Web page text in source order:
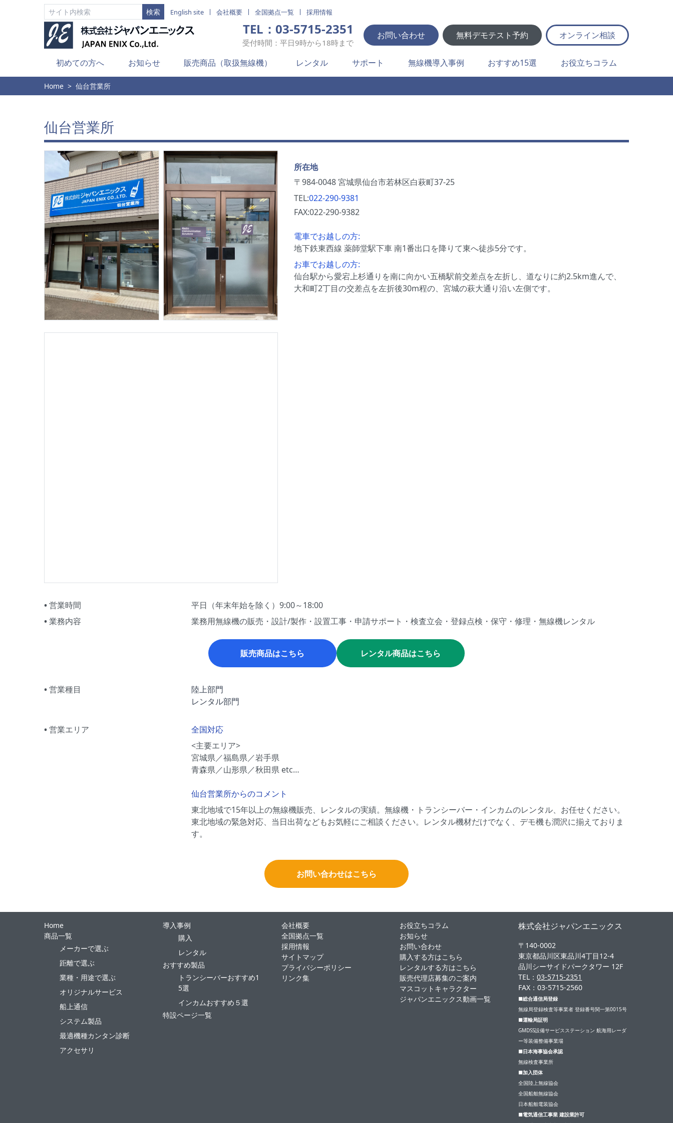
English site 会社概要 全国拠点一覧 採用情報
TEL：03-5715-2351
受付時間：平日9時から18時まで
お問い合わせ 無料デモテスト予約 オンライン相談
初めての方へ お知らせ 販売商品（取扱無線機） レンタル サポート 無線機導入事例 おすすめ15選 お役立ちコラム
Home 仙台営業所
仙台営業所
所在地
〒984-0048 宮城県仙台市若林区白萩町37-25
TEL:022-290-9381
FAX:022-290-9382
電車でお越しの方:
地下鉄東西線 薬師堂駅下車 南1番出口を降りて東へ徒歩5分です。
お車でお越しの方:
仙台駅から愛宕上杉通りを南に向かい五橋駅前交差点を左折し、道なりに約2.5km進んで、
大和町2丁目の交差点を左折後30m程の、宮城の萩大通り沿い左側です。
営業時間
平日（年末年始を除く）9:00～18:00
業務内容
業務用無線機の販売・設計/製作・設置工事・申請サポート・検査立会・登録点検・保守・修理・無線機レンタル
販売商品はこちら レンタル商品はこちら
営業種目
陸上部門
レンタル部門
営業エリア
全国対応
<主要エリア>
宮城県／福島県／岩手県
青森県／山形県／秋田県 etc…
仙台営業所からのコメント
東北地域で15年以上の無線機販売、レンタルの実績。無線機・トランシーバー・インカムのレンタル、お任せください。
東北地域の緊急対応、当日出荷などもお気軽にご相談ください。レンタル機材だけでなく、デモ機も潤沢に揃えておりま
す。
お問い合わせはこちら
Home
商品一覧
メーカーで選ぶ
距離で選ぶ
業種・用途で選ぶ
オリジナルサービス
船上通信
システム製品
最適機種カンタン診断
アクセサリ
導入事例
購入
レンタル
おすすめ製品
トランシーバーおすすめ1
5選
インカムおすすめ５選
特設ページ一覧
会社概要
全国拠点一覧
採用情報
サイトマップ
プライバシーポリシー
リンク集
お役立ちコラム
お知らせ
お問い合わせ
購入する方はこちら
レンタルする方はこちら
販売代理店募集のご案内
マスコットキャラクター
ジャパンエニックス動画一覧
株式会社ジャパンエニックス
〒140-0002
東京都品川区東品川4丁目12-4
品川シーサイドパークタワー 12F
TEL：03-5715-2351
FAX：03-5715-2560
■総合通信局登録
無線局登録検査等事業者 登録番号関一第0015号
■運輸局証明
GMDSS設備サービスステーション 航海用レーダ
ー等装備整備事業場
■日本海事協会承認
無線検査事業所
■加入団体
全国陸上無線協会
全国船舶無線協会
日本船舶電装協会
■電気通信工事業 建設業許可